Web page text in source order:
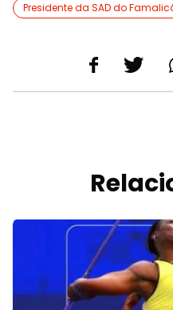
Presidente da SAD do